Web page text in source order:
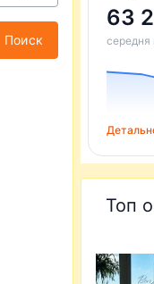
Поиск
63
середня
Топ